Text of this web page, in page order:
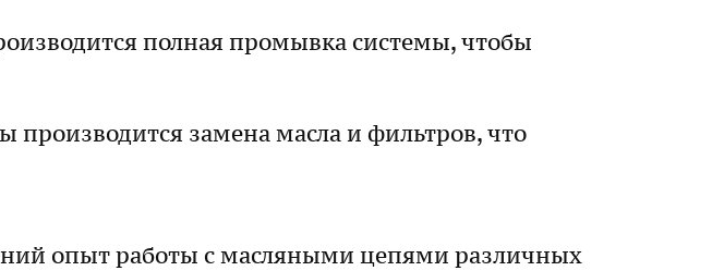
полная промывка системы, чтобы
замена масла и фильтров, что
опыт работы с масляными цепями различных